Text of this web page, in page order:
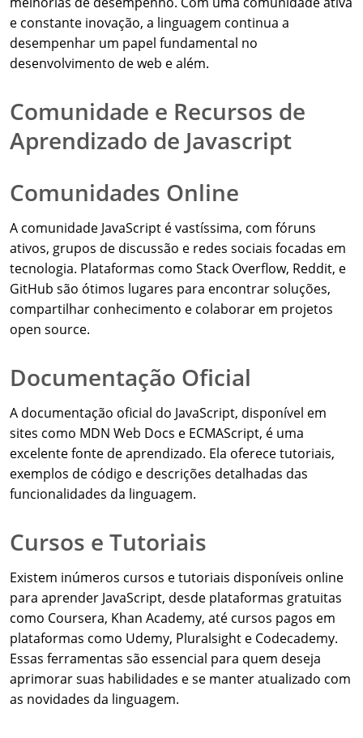
e constante inovação, a linguagem continua a
desempenhar um papel fundamental no
desenvolvimento de web e além.
Comunidade e Recursos de
Aprendizado de Javascript
Comunidades Online
A comunidade JavaScript é vastíssima, com fóruns
ativos, grupos de discussão e redes sociais focadas em
tecnologia. Plataformas como Stack Overflow, Reddit, e
GitHub são ótimos lugares para encontrar soluções,
compartilhar conhecimento e colaborar em projetos
open source.
Documentação Oficial
A documentação oficial do JavaScript, disponível em
sites como MDN Web Docs e ECMAScript, é uma
excelente fonte de aprendizado. Ela oferece tutoriais,
exemplos de código e descrições detalhadas das
funcionalidades da linguagem.
Cursos e Tutoriais
Existem inúmeros cursos e tutoriais disponíveis online
para aprender JavaScript, desde plataformas gratuitas
como Coursera, Khan Academy, até cursos pagos em
plataformas como Udemy, Pluralsight e Codecademy.
Essas ferramentas são essencial para quem deseja
aprimorar suas habilidades e se manter atualizado com
as novidades da linguagem.